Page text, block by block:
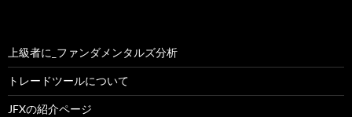
上級者に_ファンダメンタルズ分析
トレードツールについて
JFXの紹介ページ